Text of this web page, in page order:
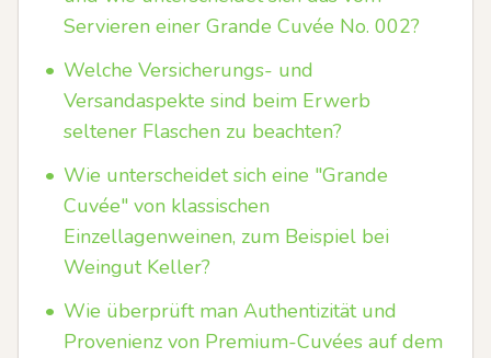
Servieren einer Grande Cuvée No. 002?
• Welche Versicherungs- und
Versandaspekte sind beim Erwerb
seltener Flaschen zu beachten?
• Wie unterscheidet sich eine "Grande
Cuvée" von klassischen
Einzellagenweinen, zum Beispiel bei
Weingut Keller?
• Wie überprüft man Authentizität und
Provenienz von Premium-Cuvées auf dem